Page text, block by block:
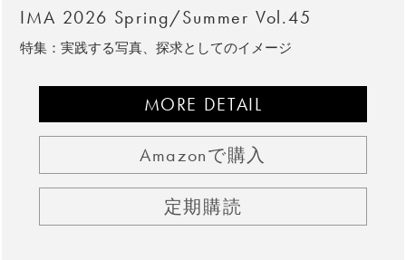
IMA 2026 Spring/Summer Vol.45
特集：実践する写真、探求としてのイメージ
MORE DETAIL
Amazonで購入
定期購読